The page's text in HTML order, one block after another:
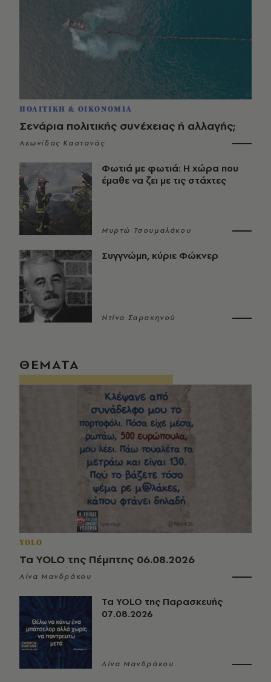
ΠΟΛΙΤΙΚΗ & ΟΙΚΟΝΟΜΙΑ
Σενάρια πολιτικής συνέχειας ή αλλαγής;
Λεωνίδας Καστανάς
Φωτιά με φωτιά: Η χώρα που
έμαθε να ζει με τις στάχτες
Μυρτώ Τσουμαλάκου
Συγγνώμη, κύριε Φώκνερ
Ντίνα Σαρακηνού
ΘΕΜΑΤΑ
YOLO
Τα YOLO της Πέμπτης 06.08.2026
Λίνα Μανδράκου
Τα YOLO της Παρασκευής
07.08.2026
Λίνα Μανδράκου